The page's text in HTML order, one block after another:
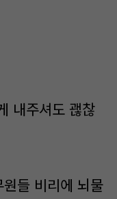
내주셔도 괞찮
들 비리에 뇌물